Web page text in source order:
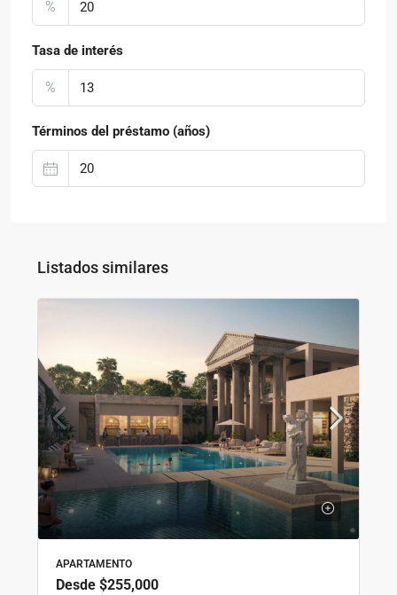
%
Tasa de interés
%
Términos del préstamo (años)
Listados similares
APARTAMENTO
Desde $255,000